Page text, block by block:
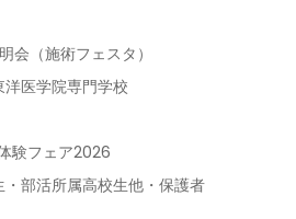
会（施術フェスタ）
専門学校
ェア2026
高校生他・保護者